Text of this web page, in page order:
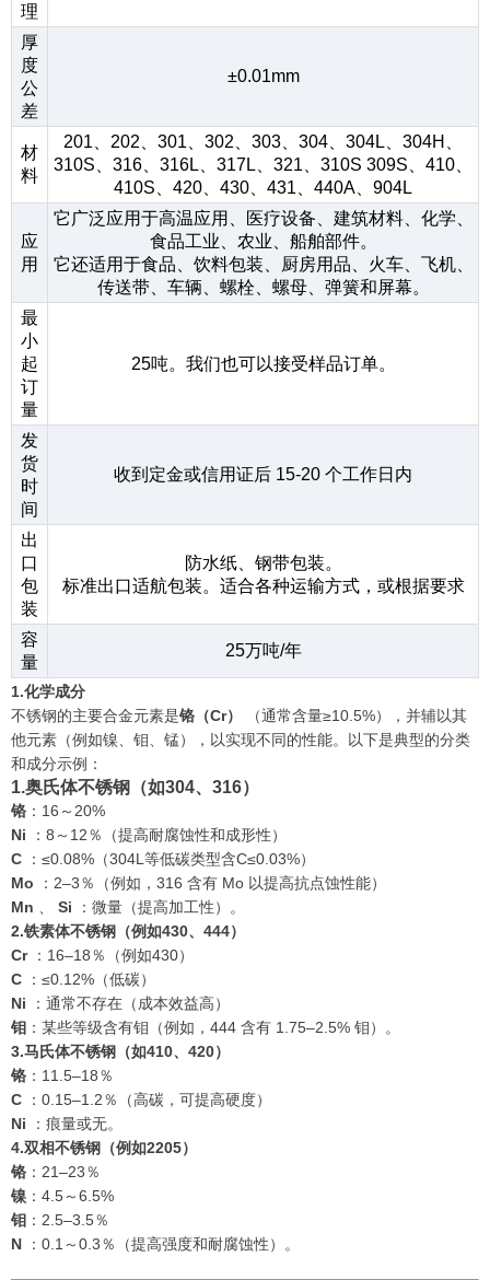
理
厚
度
公
差
±0.01mm
材
料
201、202、301、302、303、304、304L、304H、
310S、316、316L、317L、321、310S 309S、410、
410S、420、430、431、440A、904L
应
用
它广泛应用于高温应用、医疗设备、建筑材料、化学、
食品工业、农业、船舶部件。
它还适用于食品、饮料包装、厨房用品、火车、飞机、
传送带、车辆、螺栓、螺母、弹簧和屏幕。
最
小
起
订
量
25吨。我们也可以接受样品订单。
发
货
时
间
收到定金或信用证后 15-20 个工作日内
出
口
包
装
防水纸、钢带包装。
标准出口适航包装。适合各种运输方式，或根据要求
容
量
25万吨/年
1.化学成分
不锈钢的主要合金元素是铬（Cr）
（通常含量≥10.5%），并辅以其
他元素（例如镍、钼、锰），以实现不同的性能。以下是典型的分类
和成分示例：
1.奥氏体不锈钢（如304、316）
铬 ：16～20%
Ni
：8～12％（提高耐腐蚀性和成形性）
C
：≤0.08%（304L等低碳类型含C≤0.03%）
Mo
：2–3％（例如，316 含有 Mo 以提高抗点蚀性能）
Mn
Si
：微量（提高加工性）。
2.铁素体不锈钢（例如430、444）
Cr
：16–18％（例如430）
C
：≤0.12%（低碳）
Ni
：通常不存在（成本效益高）
钼 ：某些等级含有钼（例如，444 含有 1.75–2.5% 钼）。
3.马氏体不锈钢（如410、420）
铬 ：11.5–18％
C
：0.15–1.2％（高碳，可提高硬度）
Ni
：痕量或无。
4.双相不锈钢（例如2205）
铬 ：21–23％
镍 ：4.5～6.5%
钼 ：2.5–3.5％
N
：0.1～0.3％（提高强度和耐腐蚀性）。